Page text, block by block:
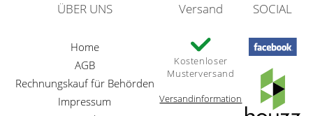
ÜBER UNS
Home
AGB
Rechnungskauf für Behörden
Impressum
Versand
Kostenloser
Musterversand
Versandinformation
SOCIAL